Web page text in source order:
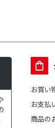
お買い
お支払
商品の